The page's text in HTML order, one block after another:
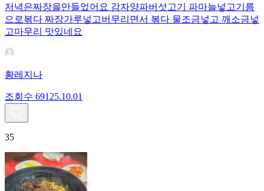
저녁은짜장을만들었어요 감자양파버섯고기 파마늘넣고기름
으로볶다 짜장가루넣고버무리면서 볶다 물조금넣고 깨소금넣
고마무리 맛있네요
황레지나
조회수 691 25.10.01
35